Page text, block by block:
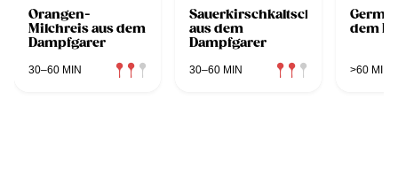
Orangen-
Milchreis aus dem
Dampfgarer
30–60 MIN
Sauerkirschkaltschale
aus dem
Dampfgarer
30–60 MIN
dem
>60 MIN